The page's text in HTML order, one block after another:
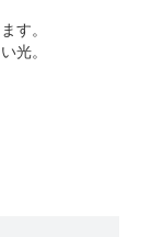
す。
光。